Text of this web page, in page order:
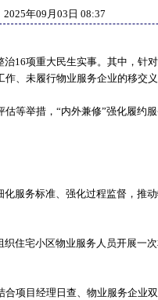
2025年09月03日 08:37
16项重大民生实事。其中，针
、未履行物业服务企业的移交义
等举措，“内外兼修”强化履约
服务标准、强化过程监督，推
住宅小区物业服务人员开展一
项目经理日查、物业服务企业